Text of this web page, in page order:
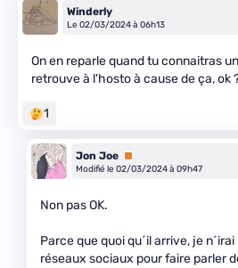
Winderly
Le 02/03/2024 à 06h13
On en reparle quand tu connaitras
retrouve à l'hosto à cause de ça, ok
1
Jon Joe Premium
Modifié le 02/03/2024 à 09h47
Non pas OK.
Parce que quoi qu´il arrive, je
réseaux sociaux pour faire parler